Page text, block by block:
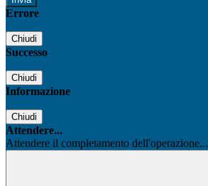
Errore
Chiudi
Successo
Chiudi
Informazione
Chiudi
Attendere...
Attendere il completamento dell'operazione...